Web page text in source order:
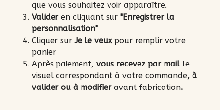
que vous souhaitez voir apparaître.
Valideren cliquant sur "Enregistrer la
personnalisation"
Cliquer surJe le veuxpour remplir votre
panier
Après paiement, vous recevez par maille
visuel correspondant à votre commande, à
valider ou à modifieravant fabrication.